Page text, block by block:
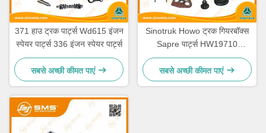
371 हाउ ट्रक पार्ट्स Wd615 इंजन
स्पेयर पार्ट्स 336 इंजन स्पेयर पार्ट्स
सबसे अच्छी कीमत पाएं
Sinotruk Howo ट्रक गियरबॉक्स
Sapre पार्ट्स HW19710
HW19710T HW19712
सबसे अच्छी कीमत पाएं